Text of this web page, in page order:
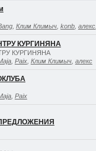
, Клим Климыч, konb, алекс,
КУРГИНЯНА
КУРГИНЯНА
, Paix, Клим Климыч, алекс
, Paix